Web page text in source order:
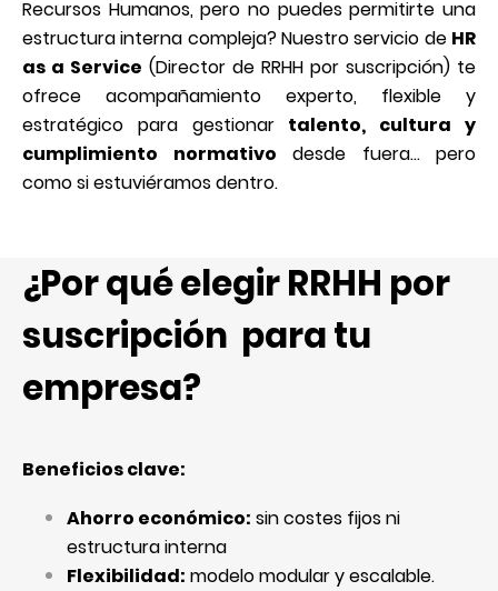
Recursos Humanos, pero no puedes permitirte una
estructura interna compleja? Nuestro servicio de HR
as a Service (Director de RRHH por suscripción) te
ofrece acompañamiento experto, flexible y
estratégico para gestionar talento, cultura y
cumplimiento normativo desde fuera... pero
como si estuviéramos dentro.
¿Por qué elegir RRHH por
suscripción para tu
empresa?
Beneficios clave:
Ahorro económico: sin costes fijos ni
estructura interna
Flexibilidad: modelo modular y escalable.